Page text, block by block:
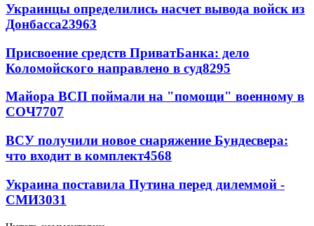
Украинцы определились насчет вывода войск из
Донбасса23963
Присвоение средств ПриватБанка: дело
Коломойского направлено в суд8295
Майора ВСП поймали на "помощи" военному в
СОЧ7707
ВСУ получили новое снаряжение Бундесвера:
что входит в комплект4568
Украина поставила Путина перед дилеммой -
СМИ3031